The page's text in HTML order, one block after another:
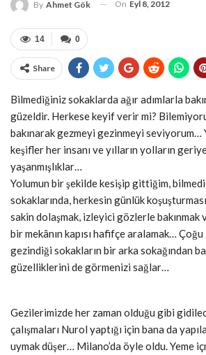
By Ahmet Gök On Eyl 8, 2012
0
14
Share
Bilmediğiniz sokaklarda ağır adımlarla
güzeldir. Herkese keyif verir mi?
bakınarak gezmeyi gezinmeyi seviyorum…
keşifler her insanı ve yılların yolların
yaşanmışlıklar…
Yolumun bir şekilde kesişip gittiğim,
sokaklarında, herkesin günlük
sakin dolaşmak, izleyici gözlerle
bir mekânın kapısı hafifçe aralamak…
gezindiği sokakların bir arka sokağından
güzelliklerini de görmenizi sağlar…
Gezilerimizde her zaman olduğu gibi
çalışmaları Nurol yaptığı için bana da
uymak düşer… Milano’da öyle oldu. Yeme